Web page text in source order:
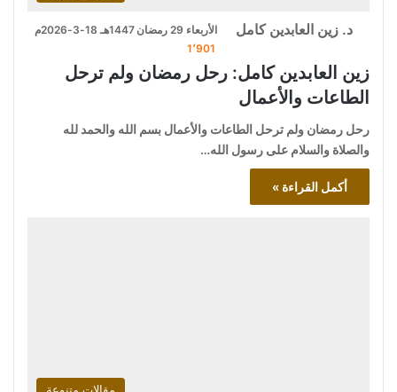
د. زين العابدين كامل
الأربعاء 29 رمضان 1447هـ 18-3-2026م
1٬901
زين العابدين كامل: رحل رمضان ولم ترحل
الطاعات والأعمال
رحل رمضان ولم ترحل الطاعات والأعمال بسم الله والحمد لله
والصلاة والسلام على رسول الله…
أكمل القراءة »